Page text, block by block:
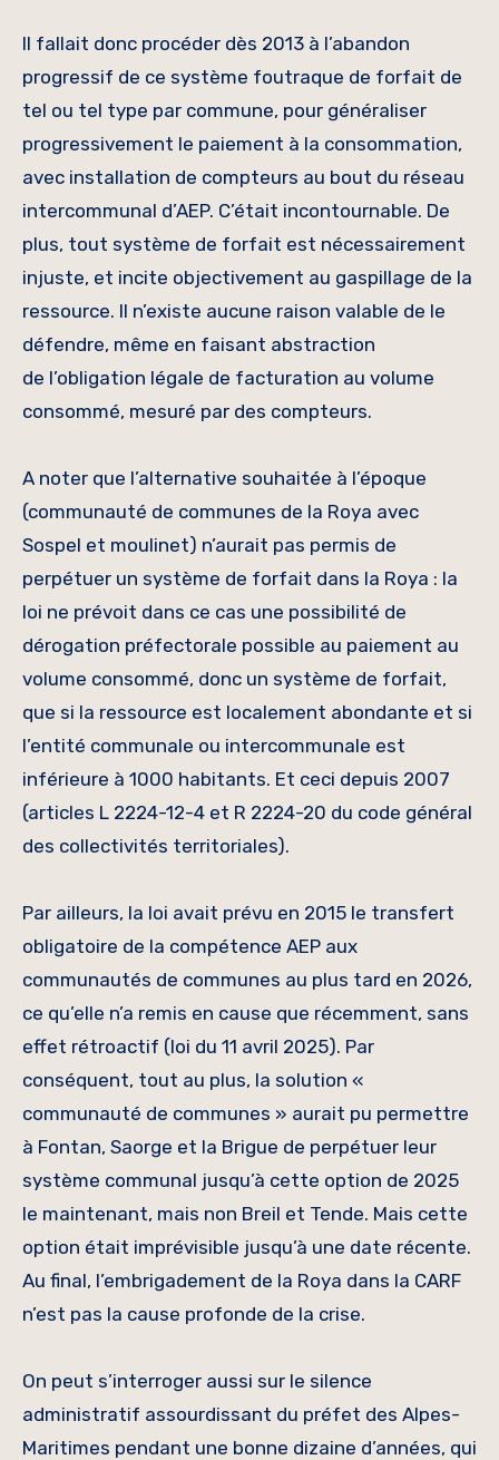
Il fallait donc procéder dès 2013 à l’abandon
progressif de ce système foutraque de forfait de
tel ou tel type par commune, pour généraliser
progressivement le paiement à la consommation,
avec installation de compteurs au bout du réseau
intercommunal d’AEP. C’était incontournable. De
plus, tout système de forfait est nécessairement
injuste, et incite objectivement au gaspillage de la
ressource. Il n’existe aucune raison valable de le
défendre, même en faisant abstraction
de l’obligation légale de facturation au volume
consommé, mesuré par des compteurs.
A noter que l’alternative souhaitée à l’époque
(communauté de communes de la Roya avec
Sospel et moulinet) n’aurait pas permis de
perpétuer un système de forfait dans la Roya : la
loi ne prévoit dans ce cas une possibilité de
dérogation préfectorale possible au paiement au
volume consommé, donc un système de forfait,
que si la ressource est localement abondante et si
l’entité communale ou intercommunale est
inférieure à 1000 habitants. Et ceci depuis 2007
(articles L 2224-12-4 et R 2224-20 du code général
des collectivités territoriales).
Par ailleurs, la loi avait prévu en 2015 le transfert
obligatoire de la compétence AEP aux
communautés de communes au plus tard en 2026,
ce qu’elle n’a remis en cause que récemment, sans
effet rétroactif (loi du 11 avril 2025). Par
conséquent, tout au plus, la solution «
communauté de communes » aurait pu permettre
à Fontan, Saorge et la Brigue de perpétuer leur
système communal jusqu’à cette option de 2025
le maintenant, mais non Breil et Tende. Mais cette
option était imprévisible jusqu’à une date récente.
Au final, l’embrigadement de la Roya dans la CARF
n’est pas la cause profonde de la crise.
On peut s’interroger aussi sur le silence
administratif assourdissant du préfet des Alpes-
Maritimes pendant une bonne dizaine d’années, qui